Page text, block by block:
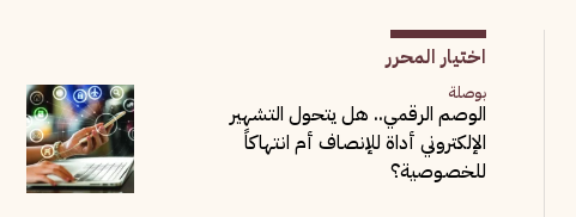
اختيار المحرر
بوصلة
الوصم الرقمي.. هل يتحول التشهير
الإلكتروني أداة للإنصاف أم انتهاكاً
للخصوصية؟